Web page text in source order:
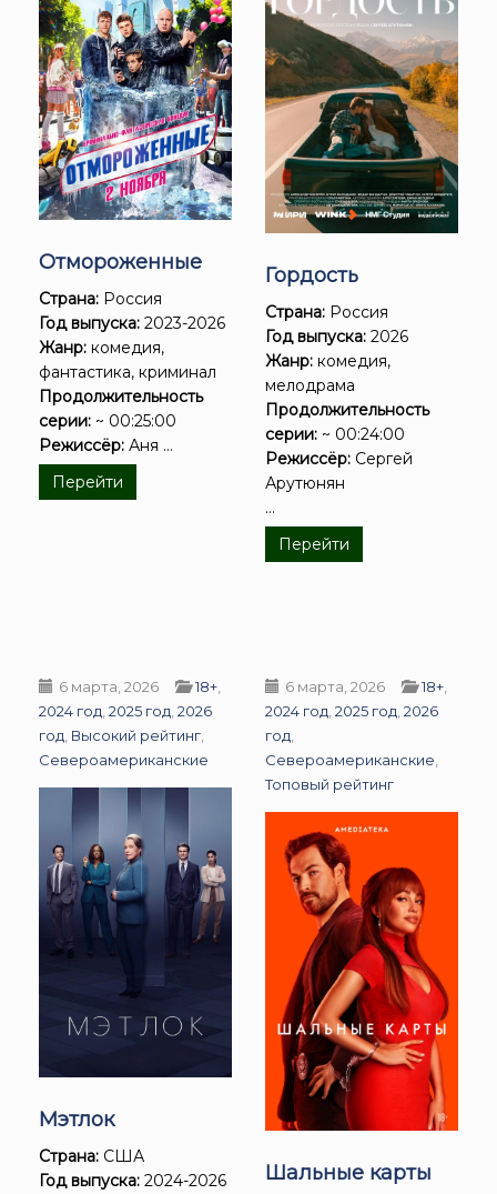
Отмороженные
Страна: Россия
Год выпуска: 2023-2026
Жанр: комедия,
фантастика, криминал
Продолжительность
серии: ~ 00:25:00
Режиссёр: Аня ...
Перейти
Гордость
Страна: Россия
Год выпуска: 2026
Жанр: комедия,
мелодрама
Продолжительность
серии: ~ 00:24:00
Режиссёр: Сергей
Арутюнян
...
Перейти
6 марта, 2026 18+,
2024 год,2025 год,2026
год, Высокий рейтинг,
Североамериканские
Мэтлок
Страна: США
Год выпуска: 2024-2026
6 марта, 2026 18+,
2024 год,2025 год,2026
год,
Североамериканские,
Топовый рейтинг
Шальные карты